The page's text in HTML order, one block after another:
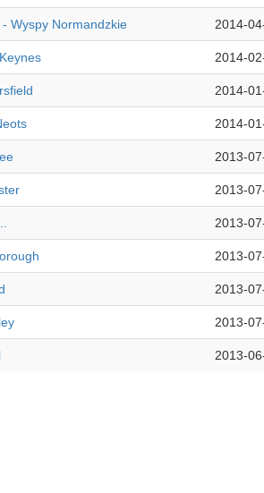
Wyspy Normandzkie 2014-
2014-
2014-
2014-
2013-
2013-
2013-
2013-
2013-
2013-
2013-